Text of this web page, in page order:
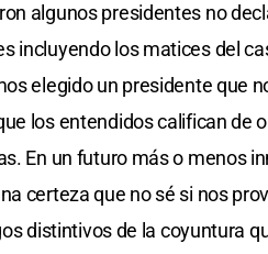
algunos presidentes no
incluyendo los matices del
elegido un presidente que
los entendidos califican de
En un futuro más o menos
certeza que no sé si nos
distintivos de la coyuntura